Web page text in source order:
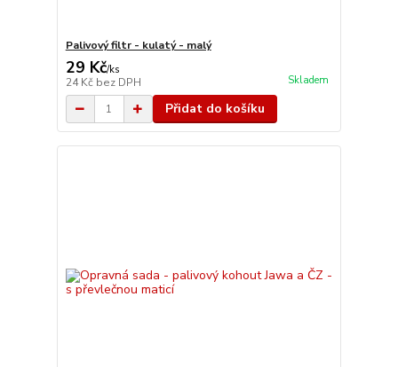
Palivový filtr - kulatý - malý
29 Kč/ks
24 Kč bez DPH Skladem
Přidat do košíku